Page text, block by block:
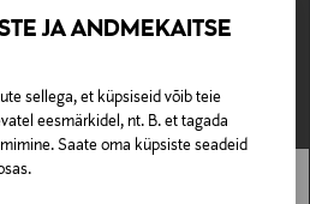
JA ANDMEKAITSE
sellega, et küpsiseid võib teie
eesmärkidel, nt. B. et tagada
Saate oma küpsiste seadeid